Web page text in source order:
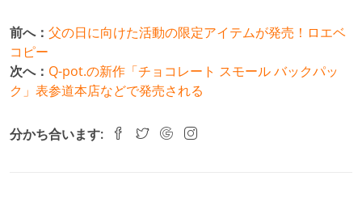
前へ： 父の日に向けた活動の限定アイテムが発売！ロエベ
コピー
次へ： Q-pot.の新作「チョコレート スモール バックパッ
ク」表参道本店などで発売される
分かち合います: